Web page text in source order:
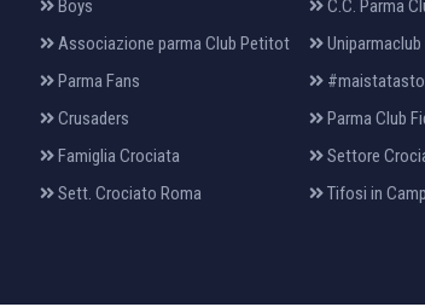
Boys
C.C. Parma
Associazione parma Club Petitot
Parma Fans
Crusaders
Parma Club
Famiglia Crociata
Settore
Sett. Crociato Roma
Tifosi in